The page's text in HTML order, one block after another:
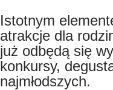
Istotnym
atrakcje dla
już odbędą się
konkursy,
najmłodszych.